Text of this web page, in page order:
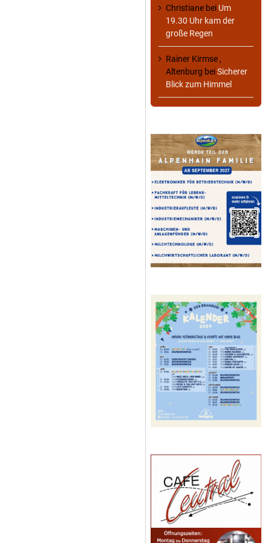
Christiane bei Um
19.30 Uhr kam der
große Regen
Rainer Kirmse ,
Altenburg beiSicherer
Blick zum Himmel